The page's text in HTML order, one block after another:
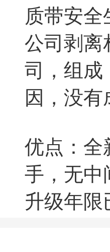
质带安
公司剥离
司，组成
因，没
优点：全
手，无中
升级年限